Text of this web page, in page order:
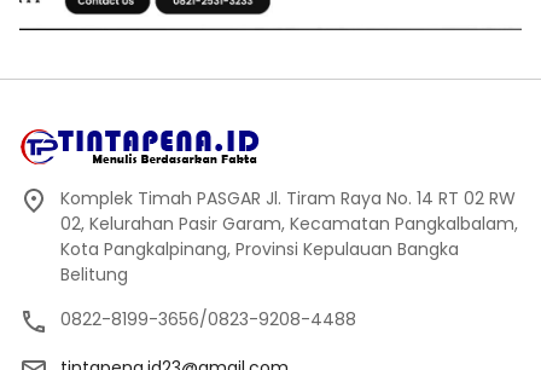
Komplek Timah PASGAR Jl. Tiram Raya No. 14 RT 02 RW
02, Kelurahan Pasir Garam, Kecamatan Pangkalbalam,
Kota Pangkalpinang, Provinsi Kepulauan Bangka
Belitung
0822-8199-3656/0823-9208-4488